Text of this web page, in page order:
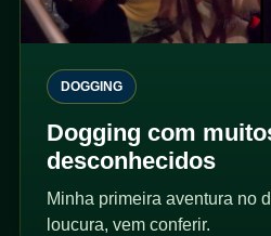
DOGGING
Dogging com
desconhecidos
Minha primeira aventura no
loucura, vem conferir.